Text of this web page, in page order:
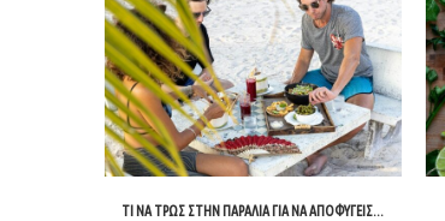
ΤΙ ΝΑ ΤΡΩΣ ΣΤΗΝ ΠΑΡΑΛΊΑ ΓΙΑ ΝΑ ΑΠΟΦΎΓΕΙΣ...